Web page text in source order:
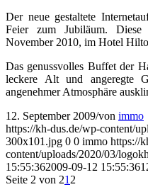
Der neue gestaltete
Feier zum Jubiläum.
November 2010, im Hotel
Das genussvolles Buffet der
leckere Alt und angeregte
angenehmer Atmosphäre
12. September 2009/von immo
https://kh-dus.de/wp-content/
300x101.jpg 0 0 immo https://
content/uploads/2020/03/
15:55:362009-09-12 15:55:36
Seite 2 von 21 2